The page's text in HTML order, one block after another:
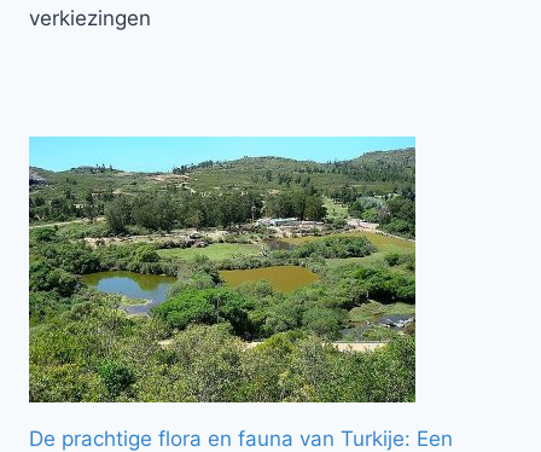
verkiezingen
De prachtige flora en fauna van Turkije: Een